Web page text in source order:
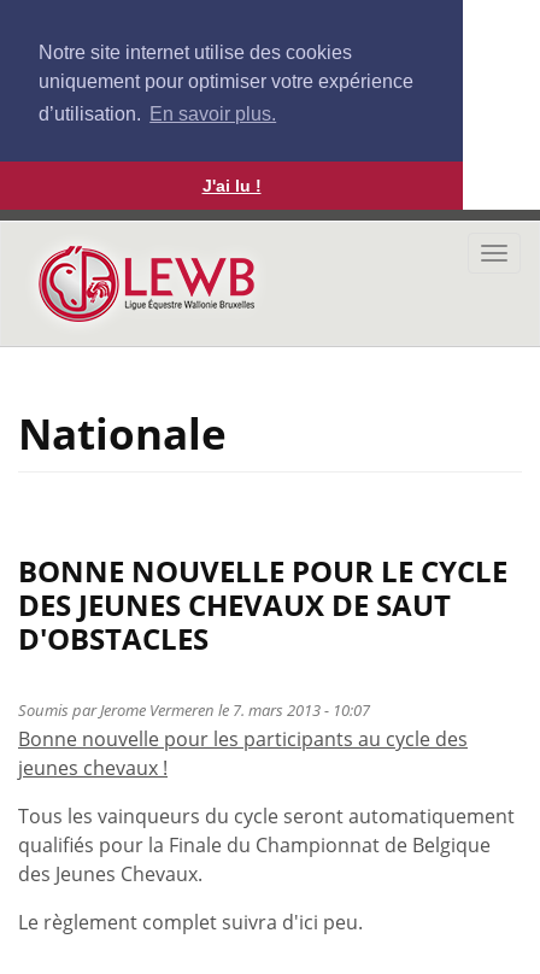
Notre site internet utilise des cookies
uniquement pour optimiser votre expérience
d’utilisation. En savoir plus.
J'ai lu !
Aller
contenu
principal
Nationale
BONNE NOUVELLE POUR LE CYCLE
DES JEUNES CHEVAUX DE SAUT
D'OBSTACLES
Soumis parJerome Vermeren le 7. mars 2013 - 10:07
Bonne nouvelle pour les participants au cycle des
jeunes chevaux !
Tous les vainqueurs du cycle seront automatiquement
qualifiés pour la Finale du Championnat de Belgique
des Jeunes Chevaux.
Le règlement complet suivra d'ici peu.